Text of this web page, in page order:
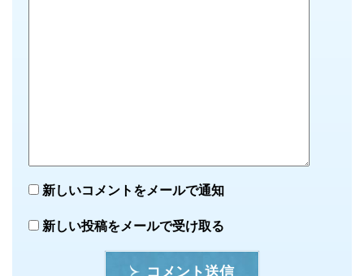
新しいコメントをメールで通知
新しい投稿をメールで受け取る
コメント送信